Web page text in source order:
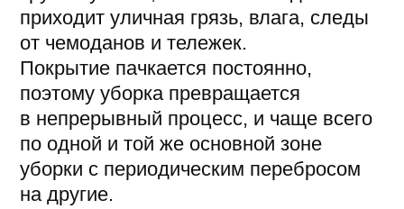
Почему ручной клининг
хуже роботизированной
уборки именно в этих
зонах